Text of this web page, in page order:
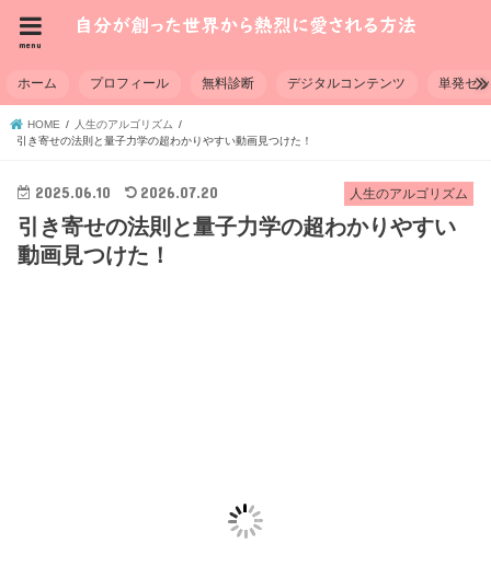
menu
ホーム プロフィール 無料診断 デジタルコンテンツ 単発セ
HOME
人生のアルゴリズム
引き寄せの法則と量子力学の超わかりやすい動画見つけた！
人生のアルゴリズム
2025.06.10 2026.07.20
引き寄せの法則と量子力学の超わかりやすい
動画見つけた！